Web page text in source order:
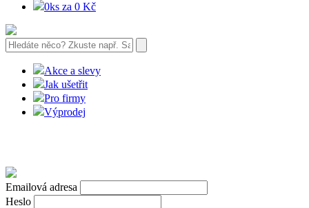
0ks za 0 Kč
Akce a slevy
Jak ušetřit
Pro firmy
Výprodej
Emailová adresa
Heslo